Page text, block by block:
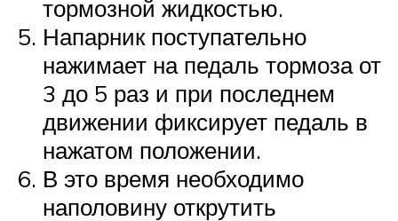
тормозной жидкостью.
Напарник поступательно
нажимает на педаль тормоза от
3 до 5 раз и при последнем
движении фиксирует педаль в
нажатом положении.
В это время необходимо
наполовину открутить